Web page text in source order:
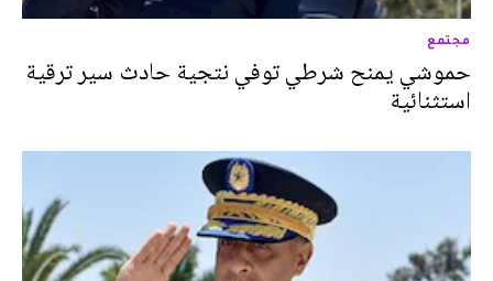
مجتمع
حموشي يمنح شرطي توفي نتجية حادث سير ترقية
استثنائية